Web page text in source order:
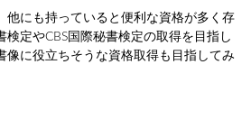
他にも持っていると便利な資格が多く存
定やCBS国際秘書検定の取得を目指し
像に役立ちそうな資格取得も目指してみ